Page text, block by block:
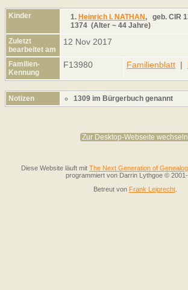
Kinder 1. Heinrich I. NATHAN, geb. CIR
1374 (Alter ~ 44 Jahre)
Zuletzt
bearbeitet am
12 Nov 2017
Familien-
Kennung
F13980 Familienblatt |
Notizen 1309 im Bürgerbuch genannt
Zur Desktop-Webseite
Diese Website läuft mit The Next Generation of
programmiert von Darrin Lythgoe © 2001-
Betreut von Frank Leiprecht.